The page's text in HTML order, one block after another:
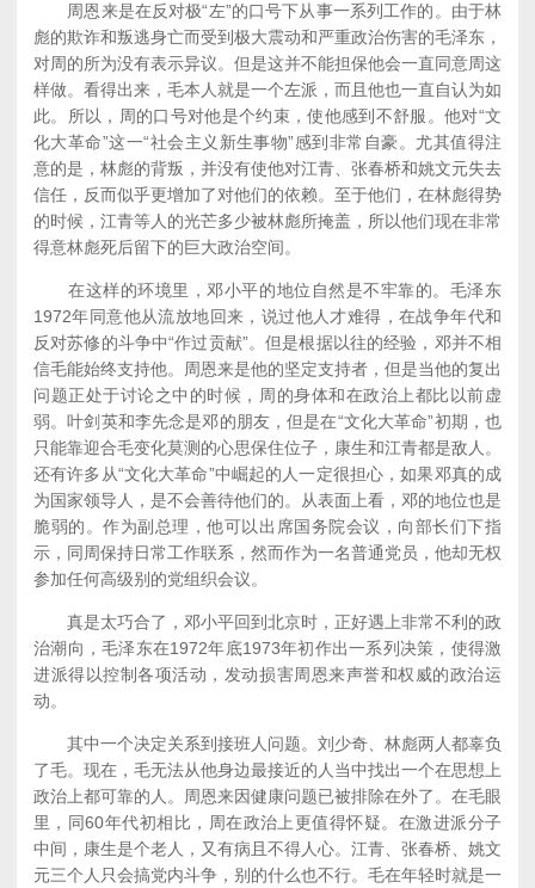
周恩来是在反对极“左”的口号下从事一系列工作的。由于林
彪的欺诈和叛逃身亡而受到极大震动和严重政治伤害的毛泽东，
对周的所为没有表示异议。但是这并不能担保他会一直同意周这
样做。看得出来，毛本人就是一个左派，而且他也一直自认为如
此。所以，周的口号对他是个约束，使他感到不舒服。他对“文
化大革命”这一“社会主义新生事物”感到非常自豪。尤其值得注
意的是，林彪的背叛，并没有使他对江青、张春桥和姚文元失去
信任，反而似乎更增加了对他们的依赖。至于他们，在林彪得势
的时候，江青等人的光芒多少被林彪所掩盖，所以他们现在非常
得意林彪死后留下的巨大政治空间。
在这样的环境里，邓小平的地位自然是不牢靠的。毛泽东
1972年同意他从流放地回来，说过他人才难得，在战争年代和
反对苏修的斗争中“作过贡献”。但是根据以往的经验，邓并不相
信毛能始终支持他。周恩来是他的坚定支持者，但是当他的复出
问题正处于讨论之中的时候，周的身体和在政治上都比以前虚
弱。叶剑英和李先念是邓的朋友，但是在“文化大革命”初期，也
只能靠迎合毛变化莫测的心思保住位子，康生和江青都是敌人。
还有许多从“文化大革命”中崛起的人一定很担心，如果邓真的成
为国家领导人，是不会善待他们的。从表面上看，邓的地位也是
脆弱的。作为副总理，他可以出席国务院会议，向部长们下指
示，同周保持日常工作联系，然而作为一名普通党员，他却无权
参加任何高级别的党组织会议。
真是太巧合了，邓小平回到北京时，正好遇上非常不利的政
治潮向，毛泽东在1972年底1973年初作出一系列决策，使得激
进派得以控制各项活动，发动损害周恩来声誉和权威的政治运
动。
其中一个决定关系到接班人问题。刘少奇、林彪两人都辜负
了毛。现在，毛无法从他身边最接近的人当中找出一个在思想上
政治上都可靠的人。周恩来因健康问题已被排除在外了。在毛眼
里，同60年代初相比，周在政治上更值得怀疑。在激进派分子
中间，康生是个老人，又有病且不得人心。江青、张春桥、姚文
元三个人只会搞党内斗争，别的什么也不行。毛在年轻时就是一